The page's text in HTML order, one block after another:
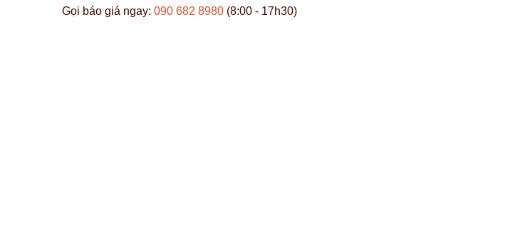
Gọi báo giá ngay: 090 682 8980 (8:00 - 17h30)